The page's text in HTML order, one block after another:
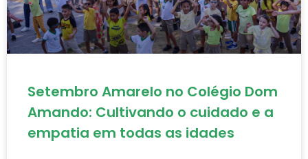
Setembro Amarelo no Colégio Dom
Amando: Cultivando o cuidado e a
empatia em todas as idades